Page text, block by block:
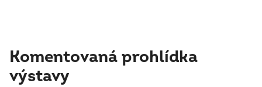
Komentovaná prohlídka
výstavy